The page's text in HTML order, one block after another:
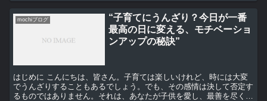
mochiブログ
“子育てにうんざり？今日が一番
最高の日に変える、モチベーショ
ンアップの秘訣”
はじめに こんにちは、皆さん。子育ては楽しいけれど、時には大変
でうんざりすることもあるでしょう。でも、その感情は決して否定す
るものではありません。それは、あなたが子供を愛し、最善を尽くそ